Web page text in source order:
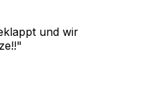
und wir